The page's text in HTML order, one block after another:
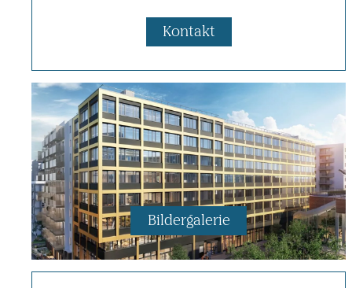
Kontakt
Bilder­ga­lerie
Bilder­ga­lerie